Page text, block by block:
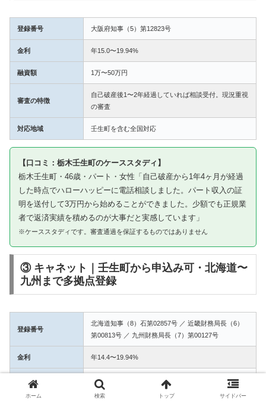
登録番号 大阪府知事（5）第12823号
金利 年15.0〜19.94%
融資額 1万〜50万円
審査の特徴
自己破産後1〜2年経過していれば相談受付。現況重視
の審査
対応地域 壬生町を含む全国対応
【口コミ：栃木壬生町のケーススタディ】
栃木壬生町・46歳・パート・女性「自己破産から1年4ヶ月が経過
した時点でハローハッピーに電話相談しました。パート収入の証
明を送付して3万円から始めることができました。少額でも正規業
者で返済実績を積めるのが大事だと実感しています」
※ケーススタディです。審査通過を保証するものではありません
③ キャネット｜壬生町から申込み可・北海道〜
九州まで多拠点登録
登録番号
北海道知事（8）石第02857号 ／ 近畿財務局長（6）
第00813号 ／ 九州財務局長（7）第00127号
金利 年14.4〜19.94%
融資額 1万〜50万円
ホーム 検索 トップ サイドバー